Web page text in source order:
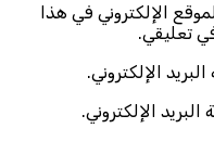
الإلكتروني في هذا
تعليقي.
الإلكتروني.
الإلكتروني.